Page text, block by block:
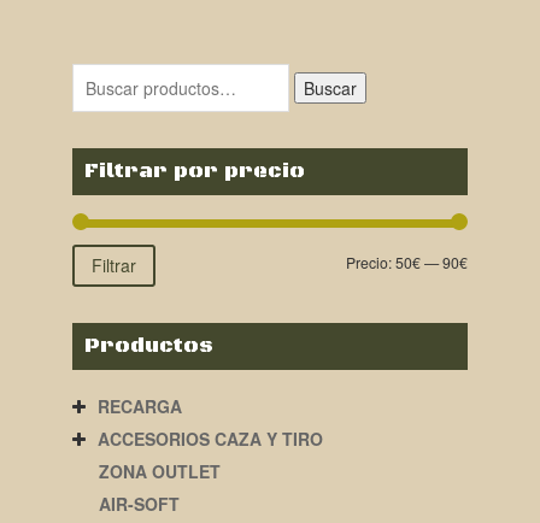
Buscar
Filtrar por precio
Filtrar Precio:50€—90€
Productos
RECARGA
ACCESORIOS CAZA Y TIRO
ZONA OUTLET
AIR-SOFT